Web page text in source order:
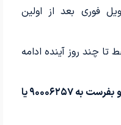
فوری بعد از اولین
تا چند روز آینده ادامه
تا دیر نشده، مدل موردنظرت رو بفرست به ۹۰۰۰۶۲۵۷ یا